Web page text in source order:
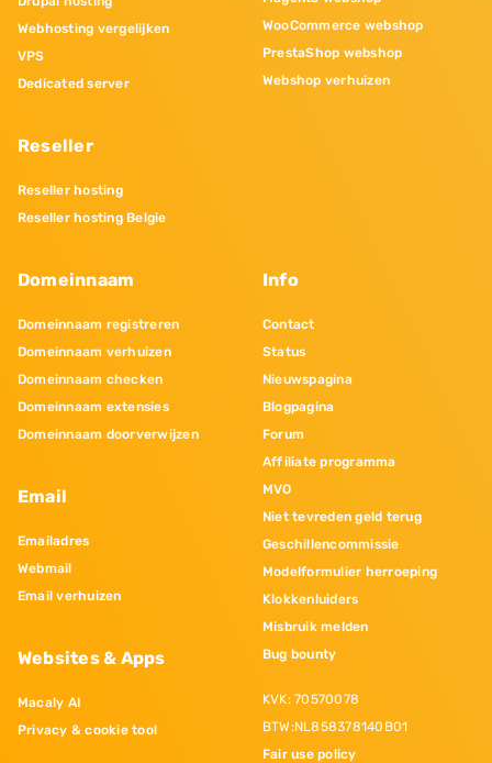
Webhosting vergelijken
VPS
Dedicated server
Reseller
Reseller hosting
Reseller hosting Belgie
WooCommerce webshop
PrestaShop webshop
Webshop verhuizen
Domeinnaam
Domeinnaam registreren
Domeinnaam verhuizen
Domeinnaam checken
Domeinnaam extensies
Domeinnaam doorverwijzen
Email
Emailadres
Webmail
Email verhuizen
Websites & Apps
Macaly AI
Privacy & cookie tool
Info
Contact
Status
Nieuwspagina
Blogpagina
Forum
Affiliate programma
MVO
Niet tevreden geld terug
Geschillencommissie
Modelformulier herroeping
Klokkenluiders
Misbruik melden
Bug bounty
KVK: 70570078
BTW:NL858378140B01
Fair use policy